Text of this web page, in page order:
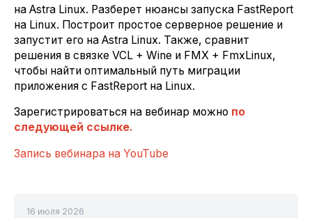
на Astra Linux. Разберет нюансы запуска FastReport
на Linux. Построит простое серверное решение и
запустит его на Astra Linux. Также, сравнит
решения в связке VCL + Wine и FMX + FmxLinux,
чтобы найти оптимальный путь миграции
приложения с FastReport на Linux.
Зарегистрироваться на вебинар можно по
следующей ссылке.
Запись вебинара на YouTube
16 июля 2026